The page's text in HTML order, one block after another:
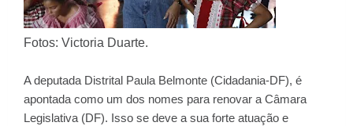
Fotos: Victoria Duarte.
A deputada Distrital Paula Belmonte (Cidadania-DF), é
apontada como um dos nomes para renovar a Câmara
Legislativa (DF). Isso se deve a sua forte atuação e